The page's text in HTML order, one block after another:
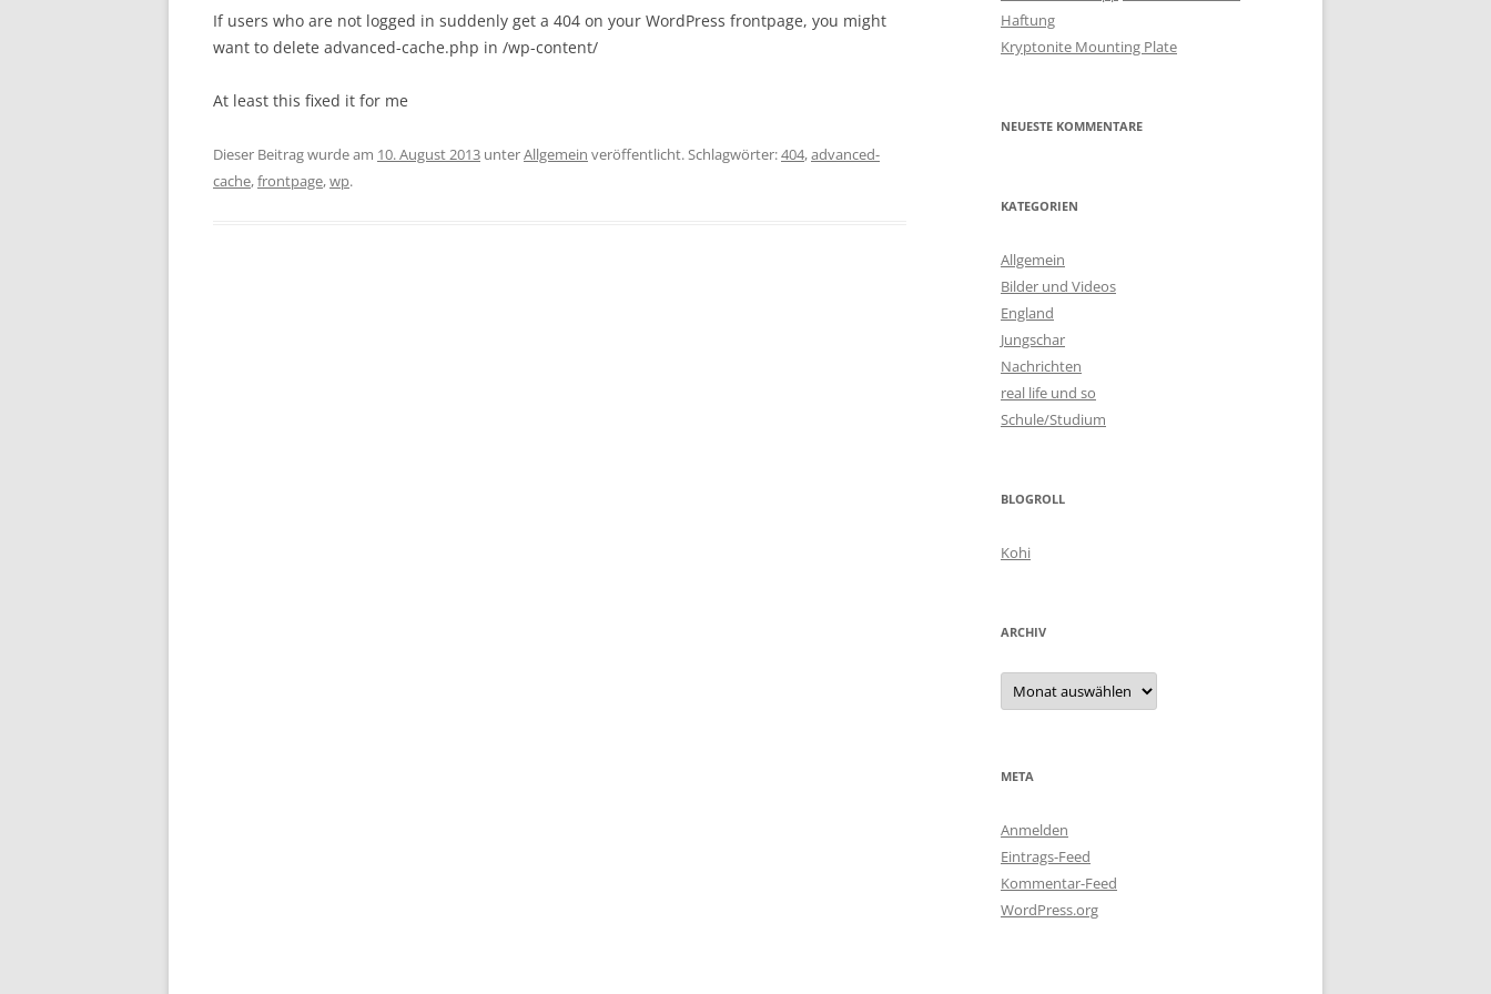
If users who are not logged in suddenly get a 404 on your WordPress frontpage, you might
want to delete advanced-cache.php in /wp-content/
At least this fixed it for me
Dieser Beitrag wurde am 10. August 2013 unterAllgemein veröffentlicht. Schlagwörter:404,advanced-
cache,frontpage,wp.
Haftung
Kryptonite Mounting Plate
NEUESTE KOMMENTARE
KATEGORIEN
Allgemein
Bilder und Videos
England
Jungschar
Nachrichten
real life und so
Schule/Studium
BLOGROLL
Kohi
ARCHIV
Archiv
META
Anmelden
Eintrags-Feed
Kommentar-Feed
WordPress.org